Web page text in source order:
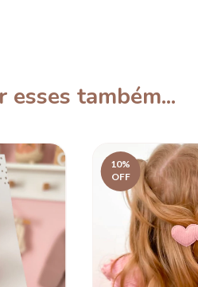
esses também...
10%
OFF